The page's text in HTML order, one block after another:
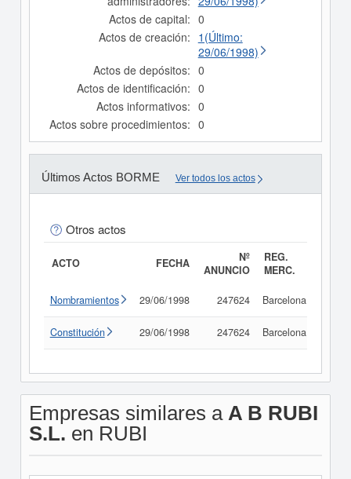
Actos de capital: 0
Actos de creación: 1(Último:
29/06/1998)
Actos de depósitos: 0
Actos de identificación: 0
Actos informativos: 0
Actos sobre procedimientos: 0
Últimos Actos BORME Ver todos los actos
Otros actos
ACTO FECHA
Nº
ANUNCIO
REG.
MERC.
Nombramientos 29/06/1998 247624 Barcelona
Constitución 29/06/1998 247624 Barcelona
Empresas similares a A B RUBI
S.L. en RUBI